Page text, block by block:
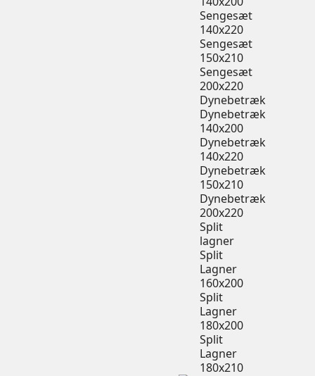
Sengesæt
140x220
Sengesæt
150x210
Sengesæt
200x220
Dynebetræk
Dynebetræk
140x200
Dynebetræk
140x220
Dynebetræk
150x210
Dynebetræk
200x220
Split
lagner
Split
Lagner
160x200
Split
Lagner
180x200
Split
Lagner
180x210